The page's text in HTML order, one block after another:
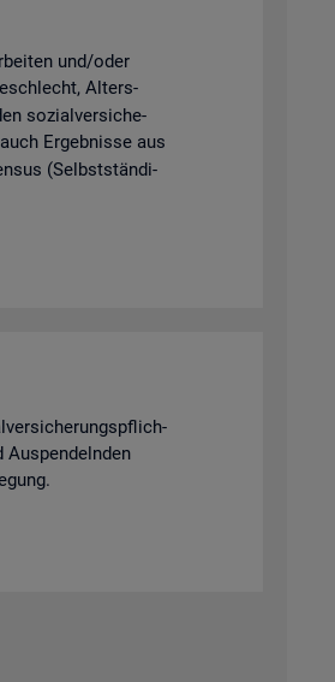
und/oder
Al­ters­
so­zi­al­ver­si­che­
Er­geb­nis­se aus
(Selbst­stän­di­